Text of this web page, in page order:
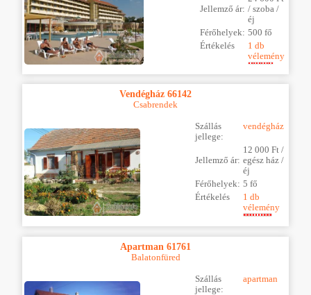
Jellemző ár: / szoba /
éj
Férőhelyek: 500 fő
Értékelés
1 db
vélemény
Vendégház 66142
Csabrendek
Szállás
jellege:
vendégház
Jellemző ár:
12 000 Ft /
egész ház /
éj
Férőhelyek: 5 fő
Értékelés
1 db
vélemény
Apartman 61761
Balatonfüred
Szállás
jellege:
apartman